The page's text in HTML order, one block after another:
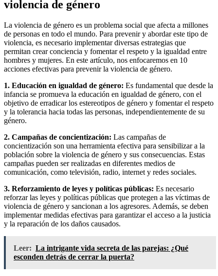
violencia de género
La violencia de género es un problema social que afecta a millones
de personas en todo el mundo. Para prevenir y abordar este tipo de
violencia, es necesario implementar diversas estrategias que
permitan crear conciencia y fomentar el respeto y la igualdad entre
hombres y mujeres. En este artículo, nos enfocaremos en 10
acciones efectivas para prevenir la violencia de género.
1. Educación en igualdad de género: Es fundamental que desde la
infancia se promueva la educación en igualdad de género, con el
objetivo de erradicar los estereotipos de género y fomentar el respeto
y la tolerancia hacia todas las personas, independientemente de su
género.
2. Campañas de concientización: Las campañas de
concientización son una herramienta efectiva para sensibilizar a la
población sobre la violencia de género y sus consecuencias. Estas
campañas pueden ser realizadas en diferentes medios de
comunicación, como televisión, radio, internet y redes sociales.
3. Reforzamiento de leyes y políticas públicas: Es necesario
reforzar las leyes y políticas públicas que protegen a las víctimas de
violencia de género y sancionan a los agresores. Además, se deben
implementar medidas efectivas para garantizar el acceso a la justicia
y la reparación de los daños causados.
Leer: La intrigante vida secreta de las parejas: ¿Qué
esconden detrás de cerrar la puerta?